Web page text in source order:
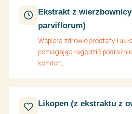
Ekstrakt z
parviflorum)
Wspiera zdrowie prostaty i
pomagając łagodzić
komfort.
Likopen (z ekstraktu z